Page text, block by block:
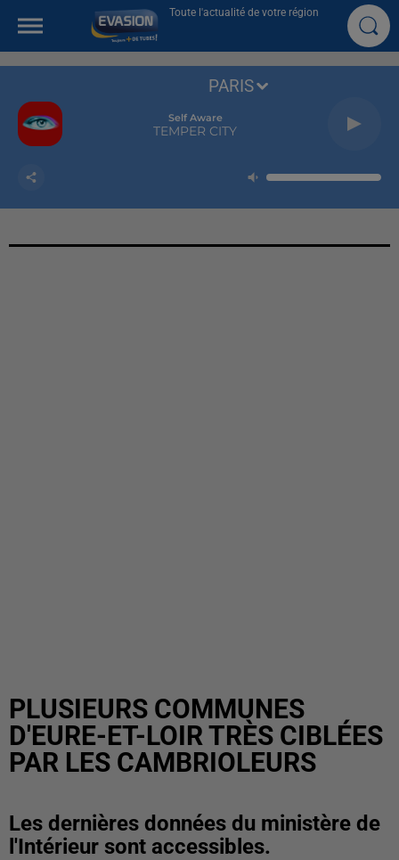
Toute l'actualité de votre région
Self Aware
TEMPER CITY
PARIS
PLUSIEURS COMMUNES
D'EURE-ET-LOIR TRÈS CIBLÉES
PAR LES CAMBRIOLEURS
Les dernières données du ministère de
l'Intérieur sont accessibles.